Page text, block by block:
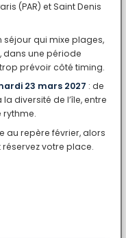
(PAR) et Saint Denis
séjour qui mixe plages,
dans une période
prévoir côté timing.
23 mars 2027 : de
diversité de l’île, entre
rythme.
au repère février, alors
votre place.